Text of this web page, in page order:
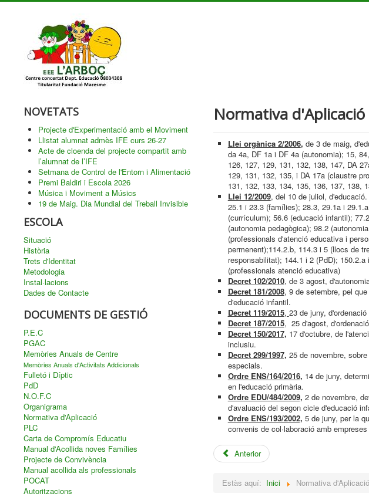
NOVETATS
Projecte d'Experimentació amb el Moviment
Llistat alumnat admès IFE curs 26-27
Acte de cloenda del projecte compartit amb
l’alumnat de l’IFE
Setmana de Control de l'Entorn i Alimentació
Premi Baldiri i Escola 2026
Música i Moviment a Músics
19 de Maig. Dia Mundial del Treball Invisible
ESCOLA
Situació
Història
Trets d'Identitat
Metodologia
Instal·lacions
Dades de Contacte
DOCUMENTS DE GESTIÓ
P.E.C
PGAC
Memòries Anuals de Centre
Memòries Anuals d'Activitats Addicionals
Fulletó i Díptic
PdD
N.O.F.C
Organigrama
Normativa d'Aplicació
PLC
Carta de Compromís Educatiu
Manual d'Acollida noves Famílies
Projecte de Convivència
Manual acollida als professionals
POCAT
Autoritzacions
Normativa d'Aplicació
Llei orgànica 2/2006, de 3 de maig,
da 4a, DF 1a i DF 4a (autonomia); 15,
126, 127, 129, 131, 132, 138, 147, DA
129, 131, 132, 135, i DA 17a (claustre
131, 132, 133, 134, 135, 136, 137, 138,
Llei 12/2009, del 10 de juliol,
25.1 i 23.3 (famílies); 28.3, 29.1a i
(currículum); 56.6 (educació infantil);
(autonomia pedagògica); 98.2
(professionals d'atenció educativa i
permenent);114.2.b, 114.3 i 5 (llocs de
responsabilitat); 144.1 i 2 (PdD);
(professionals atenció educativa)
Decret 102/2010, de 3 agost,
Decret 181/2008, 9 de setembre, pel
d'educació infantil.
Decret 119/2015, 23 de juny,
Decret 187/2015, 25 d'agost,
Decret 150/2017, 17 d'octubre, de
inclusiu.
Decret 299/1997, 25 de novembre,
especials.
Ordre ENS/164/2016, 14 de juny,
en l'educació primària.
Ordre EDU/484/2009, 2 de novembre,
d'avaluació del segon cicle d'educació
Ordre ENS/193/2002, 5 de juny, per la
convenis de col·laboració amb
Anterior
Estàs aquí: Inici Normativa d'Aplicació